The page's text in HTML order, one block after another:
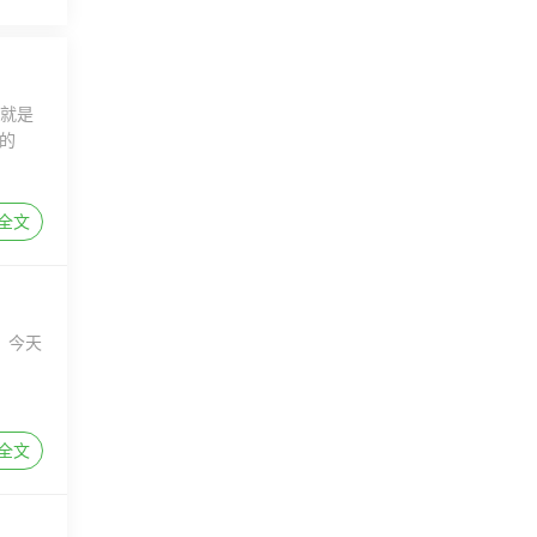
是
文
今天
文